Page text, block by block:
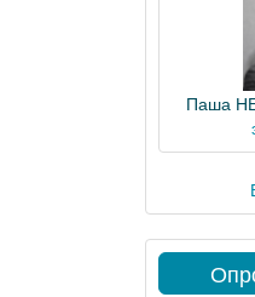
Паша